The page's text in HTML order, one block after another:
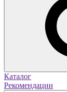
Каталог
Рекомендации